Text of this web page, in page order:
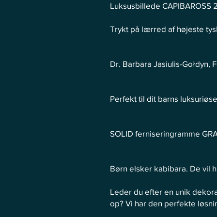
Luksusbillede
Trykt på lærred af højeste
Dr. Barbara Jasiulis-Gołdyn,
Perfekt til dit barns
SOLID ferniseringramme
Børn elsker kabibara. De vil
Leder du efter en unik
op? Vi har den perfekte